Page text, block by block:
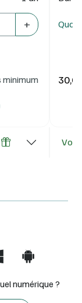
+
minimum
Voir
numérique ?